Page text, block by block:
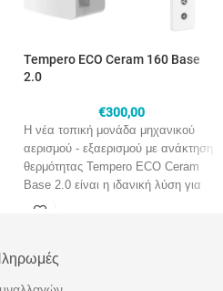
Tempero ECO Ceram 160 Base
2.0
€300,00
Η νέα τοπική μονάδα μηχανικού
αερισμού - εξαερισμού με ανάκτηση
θερμότητας Tempero ECO Ceram
Base 2.0 είναι η ιδανική λύση για
καθαρό αέρα και αποφυγή της
εναλλάκτη και με τον μεγαλύτερο